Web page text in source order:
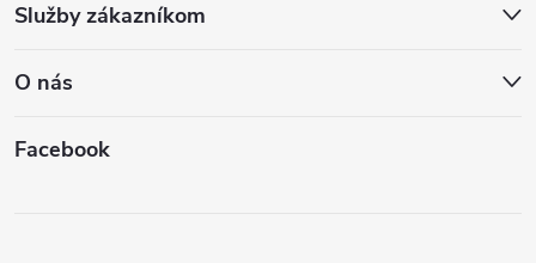
Služby zákazníkom
O nás
Facebook